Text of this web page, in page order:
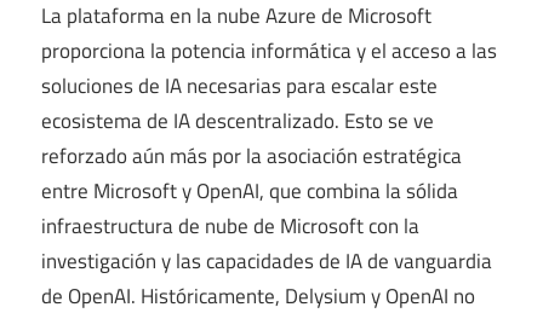
La plataforma en la nube Azure de Microsoft
proporciona la potencia informática y el acceso a las
soluciones de IA necesarias para escalar este
ecosistema de IA descentralizado. Esto se ve
reforzado aún más por la asociación estratégica
entre Microsoft y OpenAI, que combina la sólida
infraestructura de nube de Microsoft con la
investigación y las capacidades de IA de vanguardia
de OpenAI. Históricamente, Delysium y OpenAI no